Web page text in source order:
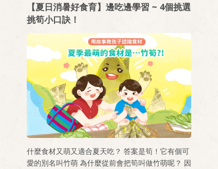
【夏日消暑好食育】邊吃邊學習 ~ 4個挑選
挑筍小口訣！
什麼食材又萌又適合夏天吃？ 答案是筍！它有個可
愛的別名叫竹萌 為什麼從前會把筍叫做竹萌呢？ 因